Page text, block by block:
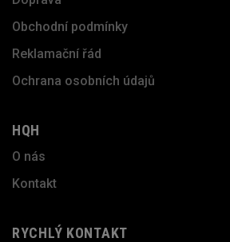
Obchodní podmínky
Reklamační řád
Ochrana osobních údajů
HQH
O nás
Kontakt
RYCHLÝ KONTAKT